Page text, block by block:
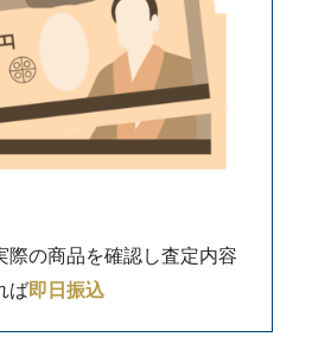
際の商品を確認し査定内容
ば即日振込